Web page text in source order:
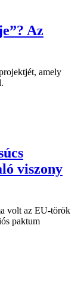
Az
amely
viszony
volt az EU-török
paktum